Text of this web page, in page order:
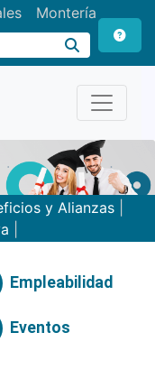
Montería
y Alianzas|
Empleabilidad
Eventos